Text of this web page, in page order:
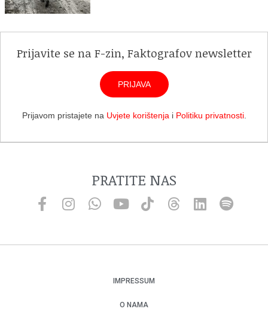
Prijavite se na F-zin, Faktografov newsletter
PRIJAVA
Prijavom pristajete na Uvjete korištenja i Politiku privatnosti.
PRATITE NAS
IMPRESSUM
O NAMA